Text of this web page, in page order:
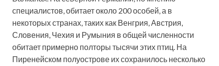
специалистов, обитает около 200 особей, а в
некоторых странах, таких как Венгрия, Австрия,
Словения, Чехия и Румыния в общей численности
обитает примерно полторы тысячи этих птиц. На
Пиренейском полуострове их сохранилось несколько